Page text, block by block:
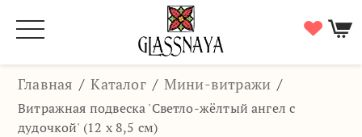
Главная / Каталог / Мини-витражи /
Витражная подвеска 'Светло-жёлтый ангел с
дудочкой' (12 х 8,5 см)